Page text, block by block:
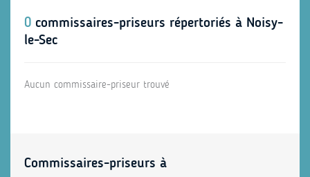
0 commissaires-priseurs répertoriés à Noisy-
le-Sec
Aucun commissaire-priseur trouvé
Commissaires-priseurs à